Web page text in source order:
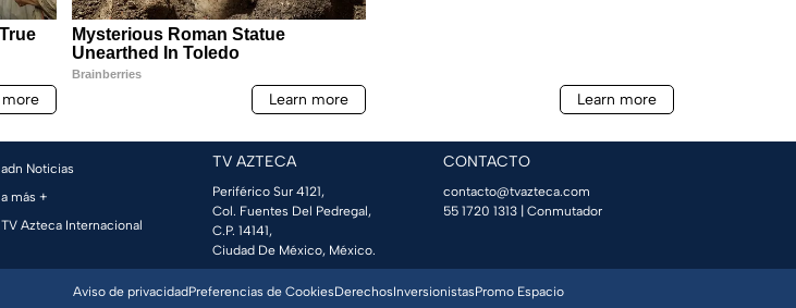
adn Noticias
a más +
TV Azteca Internacional
TV AZTECA
Periférico Sur 4121,
Col. Fuentes Del Pedregal,
C.P. 14141,
Ciudad De México, México.
CONTACTO
contacto@tvazteca.com
55 1720 1313 | Conmutador
Aviso de privacidadPreferencias de CookiesDerechosInversionistasPromo Espacio